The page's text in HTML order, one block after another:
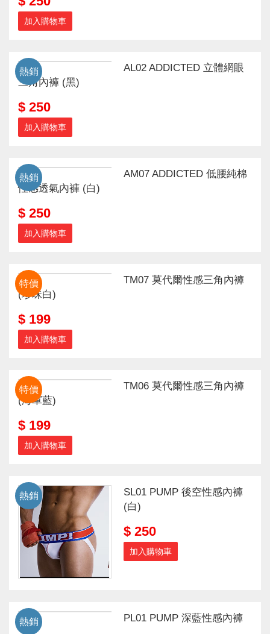
加入購物車
AL02 ADDICTED 立體網眼
三角內褲 (黑)
$ 250
加入購物車
熱銷
AM07 ADDICTED 低腰純棉
性感透氣內褲 (白)
$ 250
加入購物車
熱銷
TM07 莫代爾性感三角內褲
(珍珠白)
$ 199
加入購物車
特價
TM06 莫代爾性感三角內褲
(海軍藍)
$ 199
加入購物車
特價
SL01 PUMP 後空性感內褲
(白)
$ 250
加入購物車
熱銷
PL01 PUMP 深藍性感內褲
熱銷